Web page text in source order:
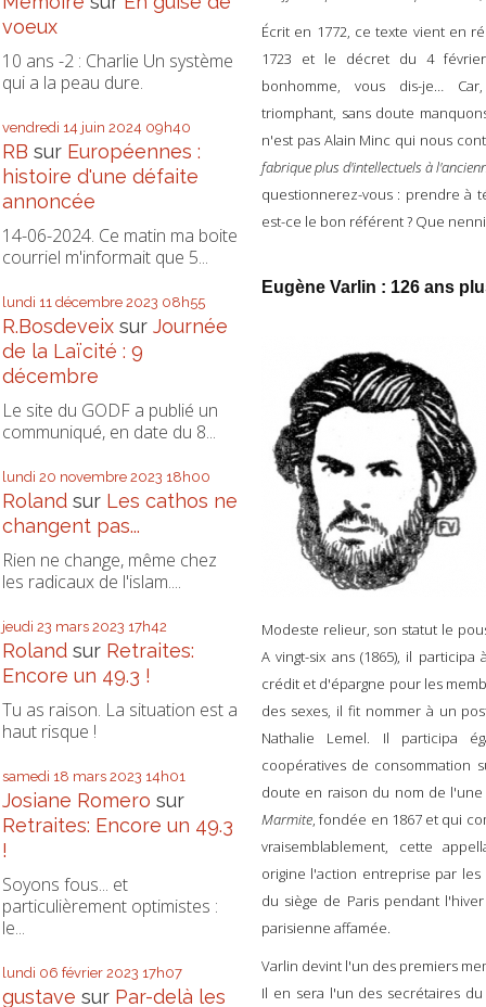
voeux
10 ans -2 : Charlie Un système
qui a la peau dure.
vendredi 14 juin 2024 09h40
RB sur Européennes :
histoire d'une défaite
annoncée
14-06-2024. Ce matin ma boite
courriel m'informait que 5...
lundi 11 décembre 2023 08h55
R.Bosdeveix sur Journée
de la Laïcité : 9
décembre
Le site du GODF a publié un
communiqué, en date du 8...
lundi 20 novembre 2023 18h00
Roland sur Les cathos ne
changent pas...
Rien ne change, même chez
les radicaux de l'islam....
jeudi 23 mars 2023 17h42
Roland sur Retraites:
Encore un 49.3 !
Tu as raison. La situation est a
haut risque !
samedi 18 mars 2023 14h01
Josiane Romero sur
Retraites: Encore un 49.3
!
Soyons fous... et
particulièrement optimistes :
le...
lundi 06 février 2023 17h07
gustave sur Par-delà les
Écrit en 1772, ce texte vient en
1723 et le décret du 4 février
bonhomme, vous dis-je…
triomphant, sans doute
n'est pas Alain Minc qui nous
fabrique plus d'intellectuels à
questionnerez-vous : prendre à
est-ce le bon référent ? Que
Eugène Varlin : 126 ans
Modeste relieur, son statut le
A vingt-six ans (1865), il
crédit et d'épargne pour les
des sexes, il fit nommer à un
Nathalie Lemel. Il participa
coopératives de consommation
doute en raison du nom de
Marmite, fondée en 1867 et qui
vraisemblablement, cette
origine l'action entreprise par
du siège de Paris pendant
parisienne affamée.
Varlin devint l'un des premiers
Il en sera l'un des secrétaires